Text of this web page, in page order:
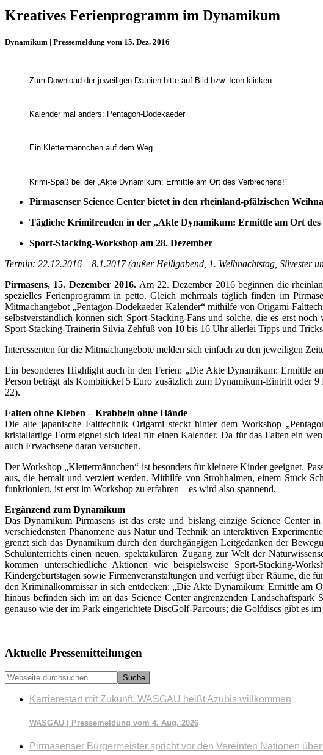
Kreatives Ferienprogramm im Dynamikum
Dynamikum | Pressemeldung vom 15. Dez. 2016
Zum Download der jeweiligen Dateien bitte auf Bild bzw. Icon klicken.
Kalender mal anders: Pentagon-Dodekaeder
Ein Klettermännchen auf dem Weg
Krimi-Spaß bei der „Akte Dynamikum: Ermittle am Ort des Verbrechens!“
Pirmasenser Science Center bietet in den rheinland-pfälzischen
Tägliche Krimifreuden in der „Akte Dynamikum: Ermittle am Ort des
Sport-Stacking-Workshop am 28. Dezember
Termin: 22.12.2016 – 8.1.2017 (außer Heiligabend, 1. Weihnachtstag, Silvester
Pirmasens, 15. Dezember 2016. Am 22. Dezember 2016 beginnen die
spezielles Ferienprogramm in petto. Gleich mehrmals täglich finden im
Mitmachangebot „Pentagon-Dodekaeder Kalender“ mithilfe von Origami-
selbstverständlich können sich Sport-Stacking-Fans und solche, die es erst
Sport-Stacking-Trainerin Silvia Zehfuß von 10 bis 16 Uhr allerlei Tipps und
Interessenten für die Mitmachangebote melden sich einfach zu den jeweiligen
Ein besonderes Highlight auch in den Ferien: „Die Akte Dynamikum: Ermittle
Person beträgt als Kombiticket 5 Euro zusätzlich zum Dynamikum-Eintritt oder
22).
Falten ohne Kleben – Krabbeln ohne Hände
Die alte japanische Falttechnik Origami steckt hinter dem Workshop
kristallartige Form eignet sich ideal für einen Kalender. Da für das Falten ein
auch Erwachsene daran versuchen.
Der Workshop „Klettermännchen“ ist besonders für kleinere Kinder geeignet.
aus, die bemalt und verziert werden. Mithilfe von Strohhalmen, einem Stück
funktioniert, ist erst im Workshop zu erfahren – es wird also spannend.
Ergänzend zum Dynamikum
Das Dynamikum Pirmasens ist das erste und bislang einzige Science Center
verschiedensten Phänomene aus Natur und Technik an interaktiven
grenzt sich das Dynamikum durch den durchgängigen Leitgedanken der
Schulunterrichts einen neuen, spektakulären Zugang zur Welt der
kommen unterschiedliche Aktionen wie beispiels­weise Sport-Stacking-
Kindergeburtstagen sowie Firmenveranstaltungen und verfügt über Räume, die
den Kriminalkommissar in sich entdecken: „Die Akte Dynamikum: Ermittle am
hinaus befinden sich im an das Science Center angrenzenden
genau­so wie der im Park eingerichtete DiscGolf-Parcours; die Golfdiscs gibt es
Seitenspalte
Aktuelle Pressemitteilungen
Webseite
durchsuchen
Karrierestart mit Zukunft: WASGAU heißt Azubis willkommen
WASGAU | Pressemeldung vom 4. Aug. 2026
Pirmasenser Bürgermeister spricht vor den Vereinten Nationen